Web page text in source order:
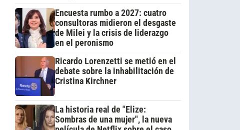
Encuesta rumbo a 2027: cuatro
consultoras midieron el desgaste
de Milei y la crisis de liderazgo
en el peronismo
Ricardo Lorenzetti se metió en el
debate sobre la inhabilitación de
Cristina Kirchner
La historia real de "Elize:
Sombras de una mujer", la nueva